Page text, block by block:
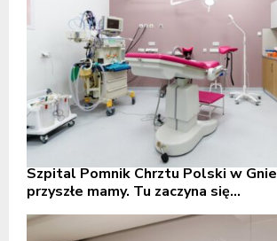
Szpital Pomnik Chrztu Polski w
przyszłe mamy. Tu zaczyna się...